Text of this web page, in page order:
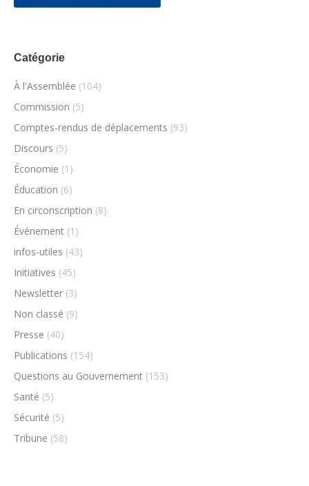
Catégorie
À l'Assemblée (104)
Commission (5)
Comptes-rendus de déplacements (93)
Discours (5)
Économie (1)
Éducation (6)
En circonscription (8)
Événement (1)
infos-utiles (43)
Initiatives (45)
Newsletter (3)
Non classé (9)
Presse (40)
Publications (154)
Questions au Gouvernement (153)
Santé (5)
Sécurité (5)
Tribune (58)